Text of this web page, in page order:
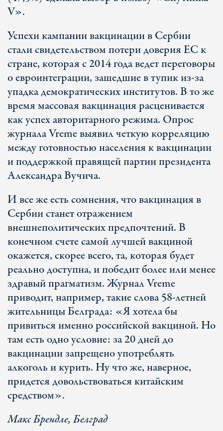
V».
Успехи кампании вакцинации в Сербии
стали свидетельством потери доверия ЕС к
стране, которая с 2014 года ведет переговоры
о евроинтеграции, зашедшие в тупик из-за
упадка демократических институтов. В то же
время массовая вакцинация расценивается
как успех авторитарного режима. Опрос
журнала Vreme выявил четкую корреляцию
между готовностью населения к вакцинации
и поддержкой правящей партии президента
Александра Вучича.
И все же есть сомнения, что вакцинация в
Сербии станет отражением
внешнеполитических предпочтений. В
конечном счете самой лучшей вакциной
окажется, скорее всего, та, которая будет
реально доступна, и победит более или менее
здравый прагматизм. Журнал Vreme
приводит, например, такие слова 58-летней
жительницы Белграда: «Я хотела бы
привиться именно российской вакциной. Но
там есть одно условие: за 20 дней до
вакцинации запрещено употреблять
алкоголь и курить. Ну что же, наверное,
придется довольствоваться китайским
средством».
Макс Брендле, Белград